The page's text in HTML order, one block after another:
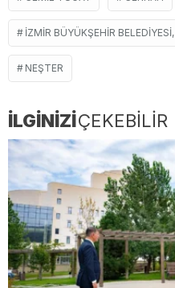
İZMIR BÜYÜKŞEHIR BELEDIYESI,
NEŞTER
İLGİNİZİÇEKEBİLİR